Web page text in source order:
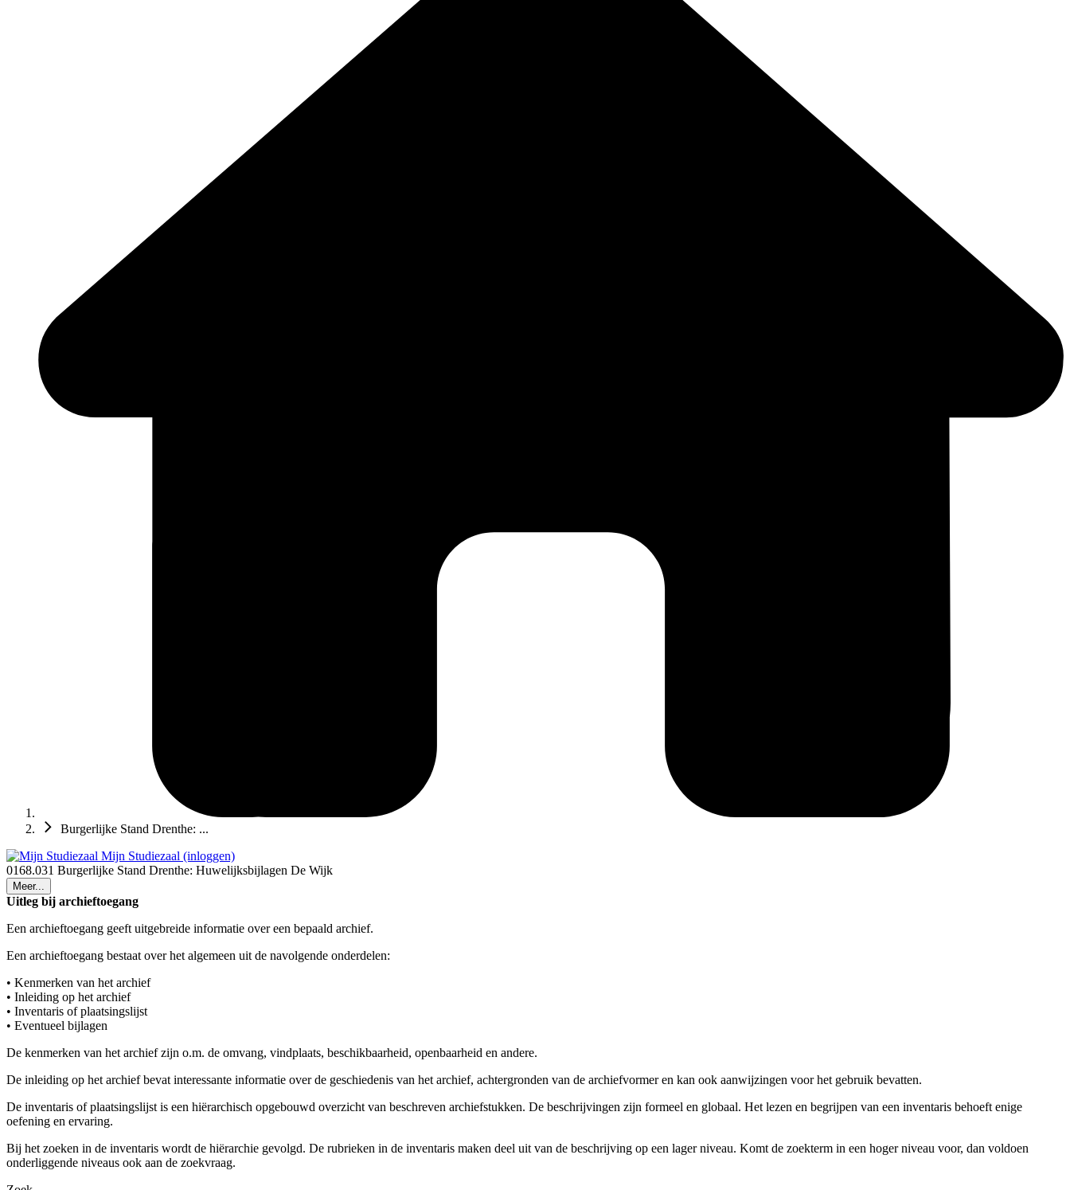
Burgerlijke Stand Drenthe: ...
Mijn Studiezaal (inloggen)
0168.031 Burgerlijke Stand Drenthe: Huwelijksbijlagen De Wijk
Meer...
Uitleg bij archieftoegang
Een archieftoegang geeft uitgebreide informatie over een bepaald archief.
Een archieftoegang bestaat over het algemeen uit de navolgende onderdelen:
• Kenmerken van het archief
• Inleiding op het archief
• Inventaris of plaatsingslijst
• Eventueel bijlagen
De kenmerken van het archief zijn o.m. de omvang, vindplaats, beschikbaarheid, openbaarheid en andere.
De inleiding op het archief bevat interessante informatie over de geschiedenis van het archief, achtergronden van de archiefvormer en kan ook aanwijzingen voor het gebruik bevatten.
De inventaris of plaatsingslijst is een hiërarchisch opgebouwd overzicht van beschreven archiefstukken. De beschrijvingen zijn formeel en globaal. Het lezen en begrijpen van een inventaris behoeft enige
oefening en ervaring.
Bij het zoeken in de inventaris wordt de hiërarchie gevolgd. De rubrieken in de inventaris maken deel uit van de beschrijving op een lager niveau. Komt de zoekterm in een hoger niveau voor, dan voldoen
onderliggende niveaus ook aan de zoekvraag.